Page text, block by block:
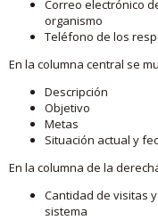
Correo electrónico
organismo
Teléfono de los
En la columna central se
Descripción
Objetivo
Metas
Situación actual y
En la columna de la
Cantidad de visitas
sistema